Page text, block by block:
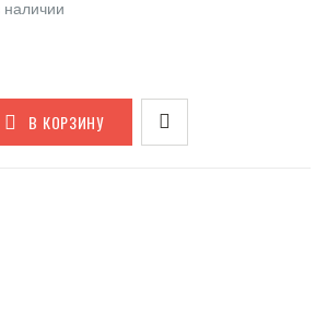
наличии
В КОРЗИНУ